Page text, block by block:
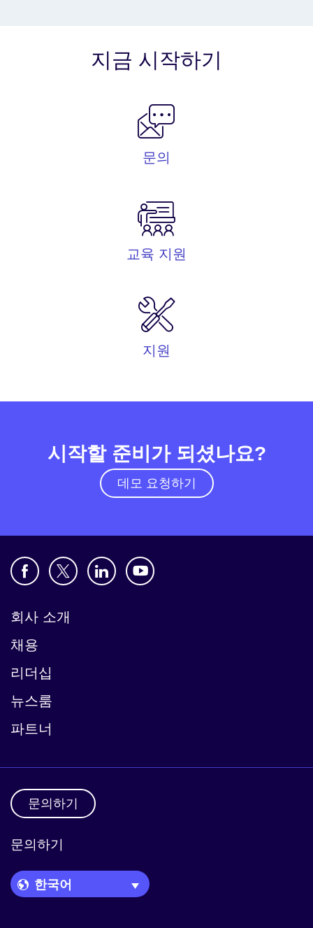
지금 시작하기
문의
교육 지원
지원
시작할 준비가 되셨나요?
데모 요청하기
회사 소개
채용
리더십
뉴스룸
파트너
문의하기
문의하기
Language Picker